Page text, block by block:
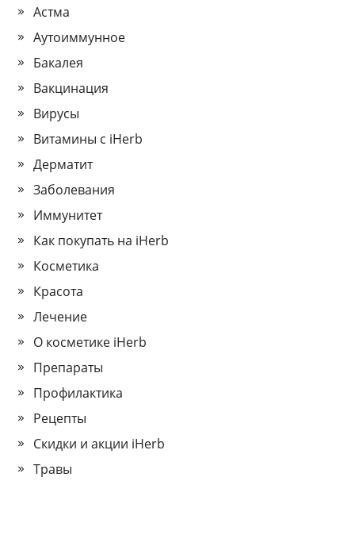
Астма
Аутоиммунное
Бакалея
Вакцинация
Вирусы
Витамины с iHerb
Дерматит
Заболевания
Иммунитет
Как покупать на iHerb
Косметика
Красота
Лечение
О косметике iHerb
Препараты
Профилактика
Рецепты
Скидки и акции iHerb
Травы